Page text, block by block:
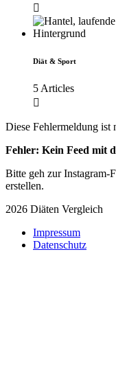
Diät & Sport
5 Articles
Diese Fehlermeldung ist
Fehler: Kein Feed mit
Bitte geh zur Instagram-
erstellen.
2026 Diäten Vergleich
Impressum
Datenschutz